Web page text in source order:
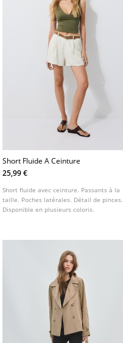
Short Fluide A Ceinture
25,99 €
Short fluide avec ceinture. Passants à la
taille. Poches latérales. Détail de pinces.
Disponible en plusieurs coloris.